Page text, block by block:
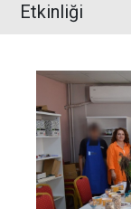
Etkinliği